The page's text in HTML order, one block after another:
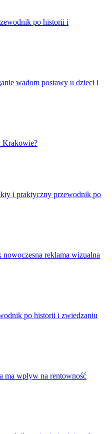
po historii i
wadom postawy u dzieci i
Krakowie?
i praktyczny przewodnik po
reklama wizualna
po historii i zwiedzaniu
ma wpływ na rentowność